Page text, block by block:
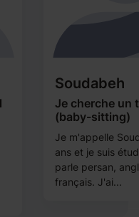
Soudabeh
Je cherche un
(baby-sitting)
Je m'appelle
ans et je suis
parle persan,
français. J'ai...